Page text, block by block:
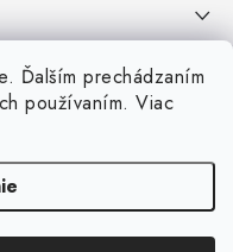
Ďalším prechádzaním
používaním. Viac
u novorodencov, ktoré